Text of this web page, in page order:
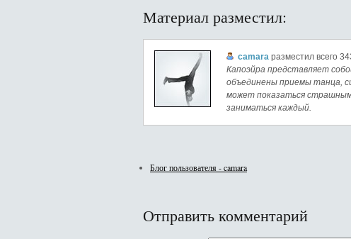
Материал разместил:
camara разместил всего
Капоэйра представляет
объединены приемы танца,
может показаться
заниматься каждый.
Блог пользователя - camara
Отправить комментарий